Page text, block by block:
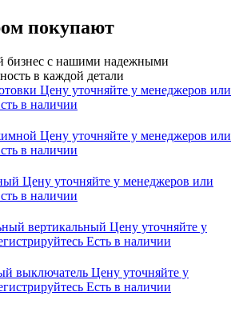
покупают
бизнес с нашими надежными
в каждой детали
Цену уточняйте у менеджеров или
в наличии
Цену уточняйте у менеджеров или
в наличии
Цену уточняйте у менеджеров или
в наличии
вертикальный Цену уточняйте у
Есть в наличии
выключатель Цену уточняйте у
Есть в наличии